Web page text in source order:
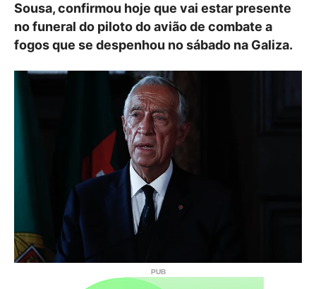
Sousa, confirmou hoje que vai estar presente
no funeral do piloto do avião de combate a
fogos que se despenhou no sábado na Galiza.